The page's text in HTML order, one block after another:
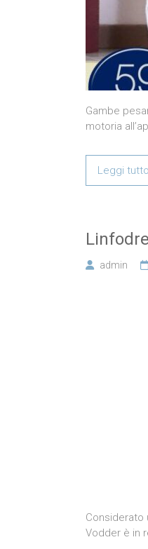
Gambe
motoria
Leggi tutto
admin
Considerato
Vodder è in